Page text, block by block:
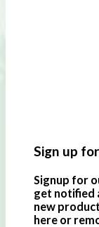
Sign up
Signup for
get notified
new
here or